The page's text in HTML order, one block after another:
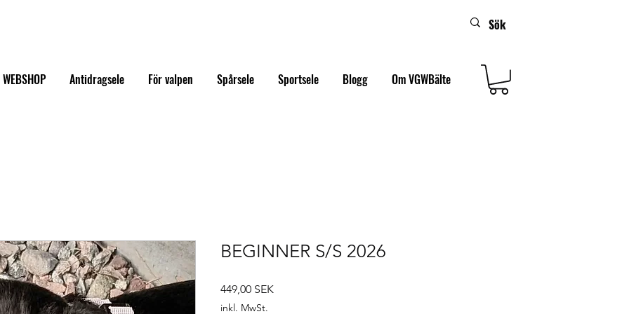
WEBSHOP Antidragsele För valpen Spårsele Sportsele Blogg Om VGWBälte
BEGINNER S/S 2026
449,00 SEKPreis
inkl. MwSt.